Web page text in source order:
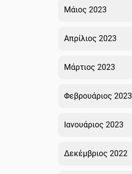
Μάιος 2023
Απρίλιος 2023
Μάρτιος 2023
Φεβρουάριος 2023
Ιανουάριος 2023
Δεκέμβριος 2022